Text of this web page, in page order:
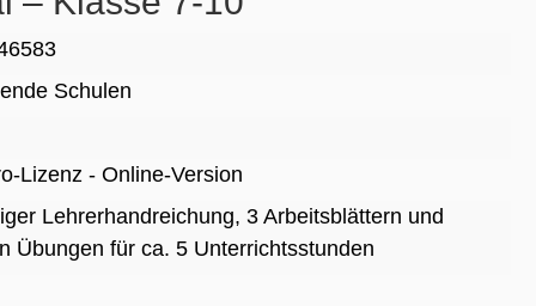
Schulen
Lizenz - Online-Version
Lehrerhandreichung, 3 Arbeitsblättern und
Übungen für ca. 5 Unterrichtsstunden